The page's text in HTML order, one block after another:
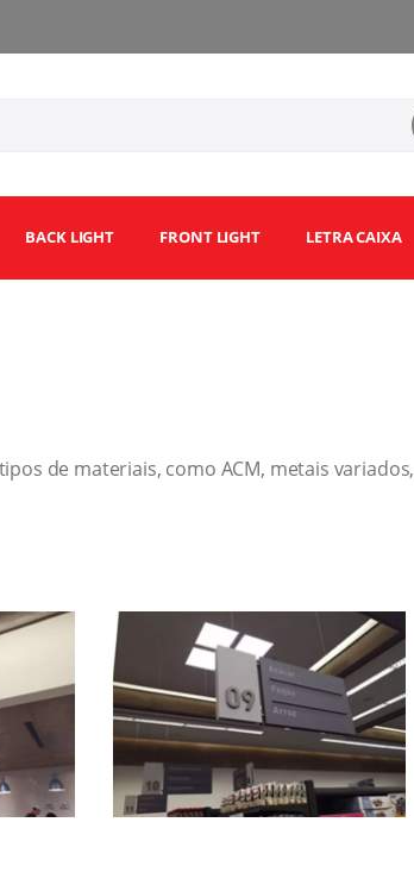
BACK LIGHT FRONT LIGHT LETRA CAIXA
Página Inicial
Quem Somos
Contato
de materiais, como ACM, metais variados,